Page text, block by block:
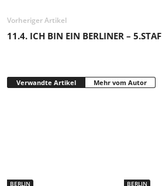
Vorheriger Artikel
11.4. ICH BIN EIN BERLINER –
Verwandte Artikel Mehr vom Autor
BERLIN BERLIN